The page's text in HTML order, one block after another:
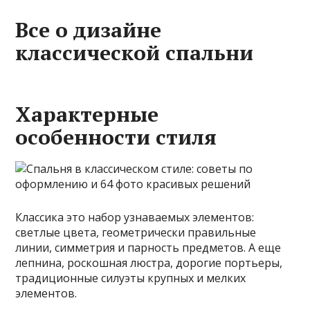
Все о дизайне
классической спальни
Характерные
особенности стиля
Классика это набор узнаваемых элементов:
светлые цвета, геометрически правильные
линии, симметрия и парность предметов. А еще
лепнина, роскошная люстра, дорогие портьеры,
традиционные силуэты крупных и мелких
элементов.